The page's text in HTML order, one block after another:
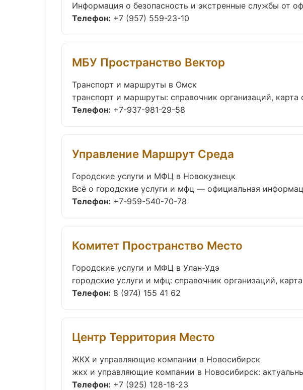
Информация о безопасность и экстренные службы от
Телефон: +7 (957) 559-23-10
МБУ Пространство Вектор
Транспорт и маршруты в Омск
транспорт и маршруты: справочник организаций,
Телефон: +7-937-981-29-58
Управление Маршрут Среда
Городские услуги и МФЦ в Новокузнецк
Всё о городские услуги и мфц — официальная
Телефон: +7-959-540-70-78
Комитет Пространство Место
Городские услуги и МФЦ в Улан-Удэ
городские услуги и мфц: справочник организаций,
Телефон: 8 (974) 155 41 62
Центр Территория Место
ЖКХ и управляющие компании в Новосибирск
жкх и управляющие компании в Новосибирск:
Телефон: +7 (925) 128-18-23